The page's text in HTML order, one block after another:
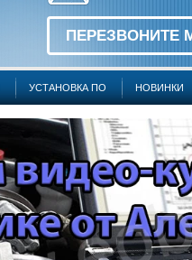
ПЕРЕЗВОНИТЕ
УСТАНОВКА ПО НОВИНКИ